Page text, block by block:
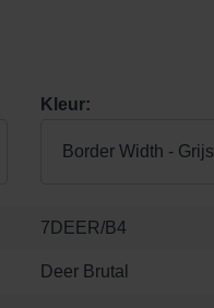
Kleur:
Border Width - Grijs
7DEER/B4
Deer Brutal